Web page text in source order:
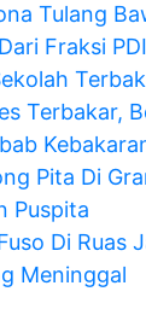
Tulang
Fraksi
Terbakar,
Pita Di
Puspita
Di Ruas
Meninggal